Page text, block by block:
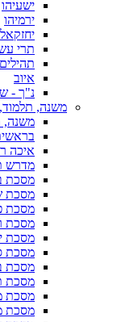
ישעיהו
ירמיהו
יחזקאל
תרי
תהילים
איוב
נ"ך -
משנה,
משנה,
איכה
מדרש
מסכת
מסכת
מסכת
מסכת
מסכת
מסכת
מסכת
מסכת
מסכת
מסכת